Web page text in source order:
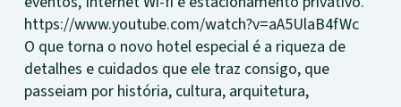
https://www.youtube.com/watch?v=aA5UlaB4fWc
O que torna o novo hotel especial é a riqueza de
detalhes e cuidados que ele traz consigo, que
passeiam por história, cultura, arquitetura,